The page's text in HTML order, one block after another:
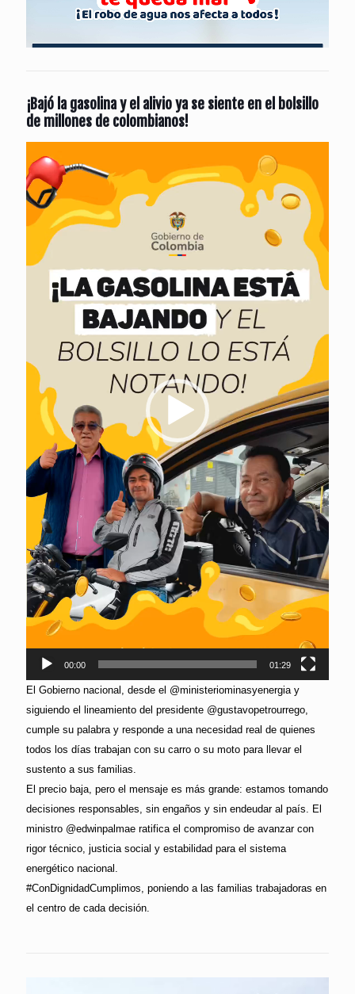
¡Bajó la gasolina y el alivio ya se siente en el bolsillo
de millones de colombianos!
de
vídeo
00:00 01:29
El Gobierno nacional, desde el @ministeriominasyenergia y
siguiendo el lineamiento del presidente @gustavopetrourrego,
cumple su palabra y responde a una necesidad real de quienes
todos los días trabajan con su carro o su moto para llevar el
sustento a sus familias.
El precio baja, pero el mensaje es más grande: estamos tomando
decisiones responsables, sin engaños y sin endeudar al país. El
ministro @edwinpalmae ratifica el compromiso de avanzar con
rigor técnico, justicia social y estabilidad para el sistema
energético nacional.
#ConDignidadCumplimos, poniendo a las familias trabajadoras en
el centro de cada decisión.